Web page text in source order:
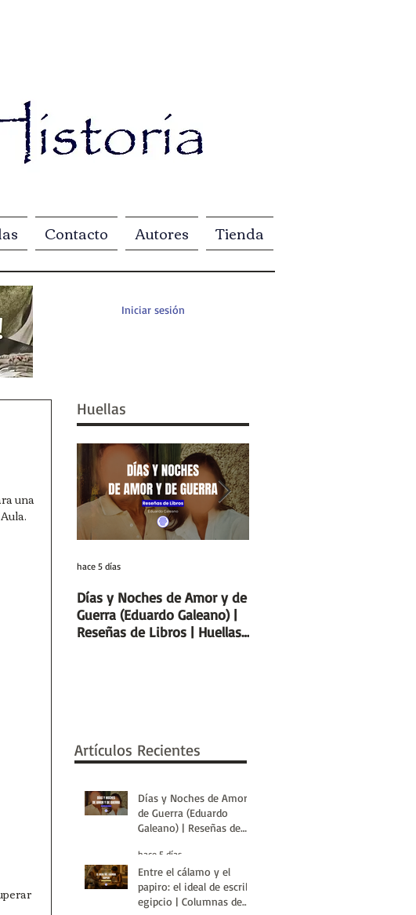
Contacto Autores Tienda
Iniciar sesión
una
Huellas
Días y Noches de Amor y de
Guerra (Eduardo Galeano) |
Reseñas de Libros | Huellas
hace 5 días
Artículos Recientes
Días y Noches de Amor y
de Guerra (Eduardo
Galeano) | Reseñas de
Historia
hace 5 días
Entre el cálamo y el
papiro: el ideal de escriba
egipcio | Columnas de